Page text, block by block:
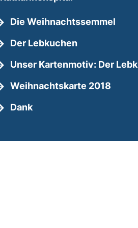
Die Weihnachtssemmel
Der Lebkuchen
Unser Kartenmotiv: Der
Weihnachtskarte 2018
Dank